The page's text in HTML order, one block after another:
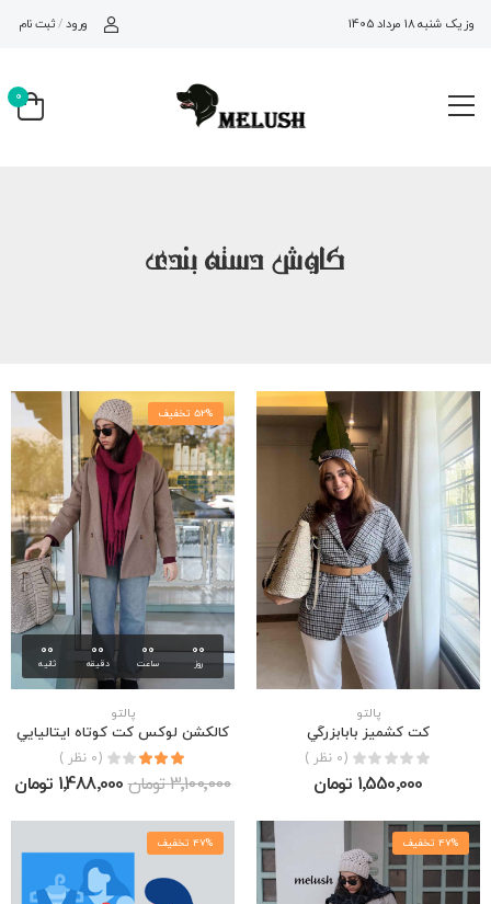
یک شنبه 18 مرداد 1405 ورود / ثبت نام
0
کاوش دسته بندی
پالتو
كت كشميز بابابزرگي
(0 نظر )
1٬550٬000 تومان
00
روز
00
ساعت
00
دقیقه
00
ثانیه
52% تخفیف
پالتو
كالكشن لوكس كت كوتاه ايتاليايي
(0 نظر )
3٬100٬000 تومان 1٬488٬000 تومان
47% تخفیف 47% تخفیف